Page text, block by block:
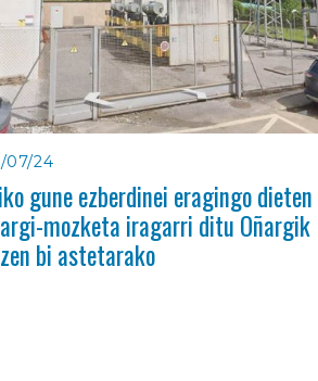
07/24
gune ezberdinei eragingo dieten
mozketa iragarri ditu Oñargik
bi astetarako